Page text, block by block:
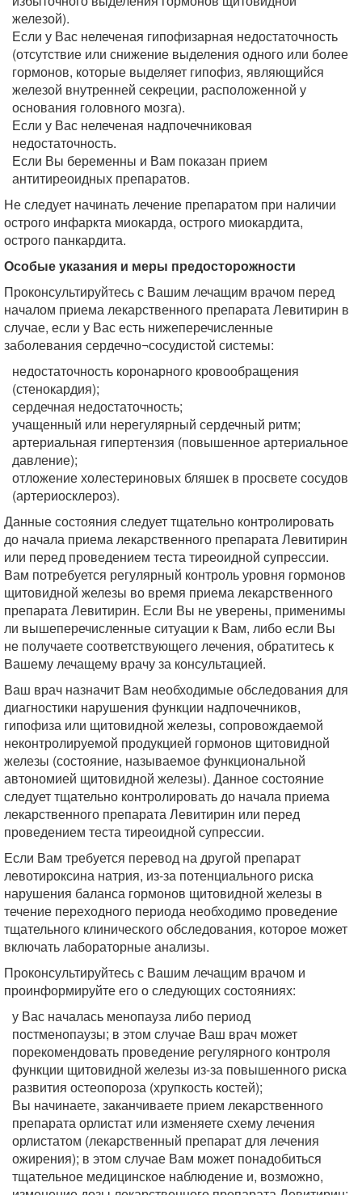
железой).
Если у Вас нелеченая гипофизарная недостаточность
(отсутствие или снижение выделения одного или более
гормонов, которые выделяет гипофиз, являющийся
железой внутренней секреции, расположенной у
основания головного мозга).
Если у Вас нелеченая надпочечниковая
недостаточность.
Если Вы беременны и Вам показан прием
антитиреоидных препаратов.
Не следует начинать лечение препаратом при наличии
острого инфаркта миокарда, острого миокардита,
острого панкардита.
Особые указания и меры предосторожности
Проконсультируйтесь с Вашим лечащим врачом перед
началом приема лекарственного препарата Левитирин в
случае, если у Вас есть нижеперечисленные
заболевания сердечно¬сосудистой системы:
недостаточность коронарного кровообращения
(стенокардия);
сердечная недостаточность;
учащенный или нерегулярный сердечный ритм;
артериальная гипертензия (повышенное артериальное
давление);
отложение холестериновых бляшек в просвете сосудов
(артериосклероз).
Данные состояния следует тщательно контролировать
до начала приема лекарственного препарата Левитирин
или перед проведением теста тиреоидной супрессии.
Вам потребуется регулярный контроль уровня гормонов
щитовидной железы во время приема лекарственного
препарата Левитирин. Если Вы не уверены, применимы
ли вышеперечисленные ситуации к Вам, либо если Вы
не получаете соответствующего лечения, обратитесь к
Вашему лечащему врачу за консультацией.
Ваш врач назначит Вам необходимые обследования для
диагностики нарушения функции надпочечников,
гипофиза или щитовидной железы, сопровождаемой
неконтролируемой продукцией гормонов щитовидной
железы (состояние, называемое функциональной
автономией щитовидной железы). Данное состояние
следует тщательно контролировать до начала приема
лекарственного препарата Левитирин или перед
проведением теста тиреоидной супрессии.
Если Вам требуется перевод на другой препарат
левотироксина натрия, из-за потенциального риска
нарушения баланса гормонов щитовидной железы в
течение переходного периода необходимо проведение
тщательного клинического обследования, которое может
включать лабораторные анализы.
Проконсультируйтесь с Вашим лечащим врачом и
проинформируйте его о следующих состояниях:
у Вас началась менопауза либо период
постменопаузы; в этом случае Ваш врач может
порекомендовать проведение регулярного контроля
функции щитовидной железы из-за повышенного риска
развития остеопороза (хрупкость костей);
Вы начинаете, заканчиваете прием лекарственного
препарата орлистат или изменяете схему лечения
орлистатом (лекарственный препарат для лечения
ожирения); в этом случае Вам может понадобиться
тщательное медицинское наблюдение и, возможно,